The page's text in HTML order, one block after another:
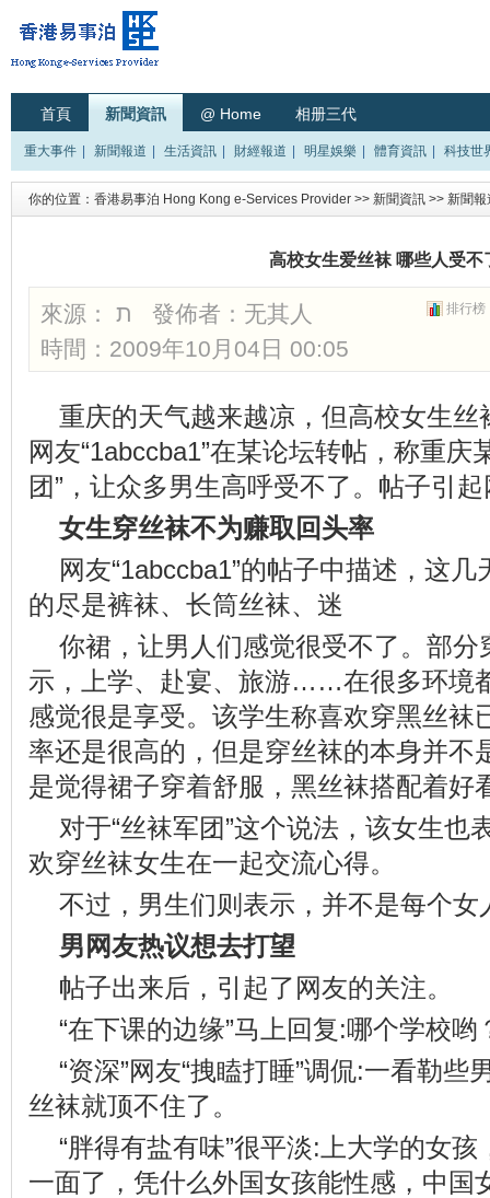
首頁 新聞資訊 @ Home 相册三代
重大事件 新聞報道 生活資訊 財經報道 明星娛樂 體育資訊 科技世
你的位置： 香港易事泊 Hong Kong e-Services Provider >> 新聞資訊 >> 新聞報
高校女生爱丝袜 哪些人受不
排行榜 來源： ת 發佈者： 无其人
時間：2009年10月04日 00:05
重庆的天气越来越凉，但高校女生
网友“1abccba1”在某论坛转帖，称重庆
团”，让众多男生高呼受不了。帖子引
女生穿丝袜不为赚取回头率
网友“1abccba1”的帖子中描述，这
的尽是裤袜、长筒丝袜、迷
你裙，让男人们感觉很受不了。部分
示，上学、赴宴、旅游……在很多环境
感觉很是享受。该学生称喜欢穿黑丝袜
率还是很高的，但是穿丝袜的本身并不
是觉得裙子穿着舒服，黑丝袜搭配着好
对于“丝袜军团”这个说法，该女生也
欢穿丝袜女生在一起交流心得。
不过，男生们则表示，并不是每个女
男网友热议想去打望
帖子出来后，引起了网友的关注。
“在下课的边缘”马上回复:哪个学校
“资深”网友“拽瞌打睡”调侃:一看勒
丝袜就顶不住了。
“胖得有盐有味”很平淡:上大学的女
一面了，凭什么外国女孩能性感，中国